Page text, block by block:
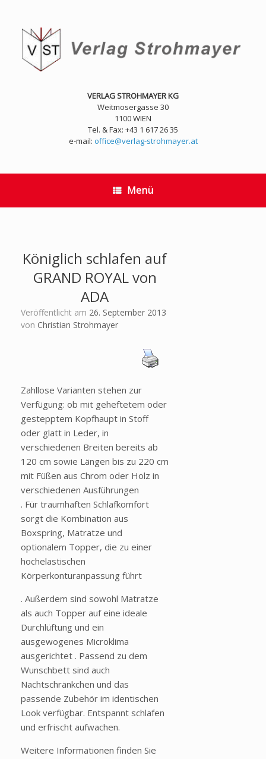
springen
VERLAG STROHMAYER KG
Weitmosergasse 30
1100 WIEN
Tel. & Fax: +43 1 617 26 35
e-mail: office@verlag-strohmayer.at
Menü
Königlich schlafen auf
GRAND ROYAL von
ADA
Veröffentlicht am 26. September 2013
von Christian Strohmayer
Zahllose Varianten stehen zur
Verfügung: ob mit geheftetem oder
gestepptem Kopfhaupt in Stoff
oder glatt in Leder, in
verschiedenen Breiten bereits ab
120 cm sowie Längen bis zu 220 cm
mit Füßen aus Chrom oder Holz in
verschiedenen Ausführungen
. Für traumhaften Schlafkomfort
sorgt die Kombination aus
Boxspring, Matratze und
optionalem Topper, die zu einer
hochelastischen
Körperkonturanpassung führt
. Außerdem sind sowohl Matratze
als auch Topper auf eine ideale
Durchlüftung und ein
ausgewogenes Microklima
ausgerichtet . Passend zu dem
Wunschbett sind auch
Nachtschränkchen und das
passende Zubehör im identischen
Look verfügbar. Entspannt schlafen
und erfrischt aufwachen.
Weitere Informationen finden Sie